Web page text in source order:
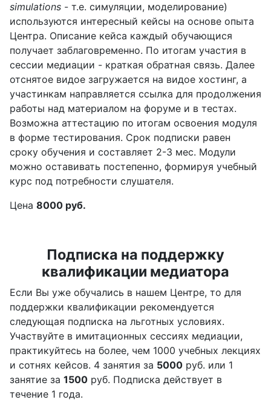
simulations - т.е. симуляции, моделирование)
используются интересный кейсы на основе опыта
Центра. Описание кейса каждый обучающися
получает заблаговременно. По итогам участия в
сессии медиации - краткая обратная связь. Далее
отснятое видое загружается на видое хостинг, а
участинкам направляется ссылка для продолжения
работы над материалом на форуме и в тестах.
Возможна аттестацию по итогам освоения модуля
в форме тестирования. Срок подписки равен
сроку обучения и составляет 2-3 мес. Модули
можно оставивать постепенно, формируя учебный
курс под потребности слушателя.
Цена 8000 руб.
Подписка на поддержку
квалификации медиатора
Если Вы уже обучались в нашем Центре, то для
поддержки квалификации рекомендуется
следующая подписка на льготных условиях.
Участвуйте в имитационных сессиях медиации,
практикуйтесь на более, чем 1000 учебных лекциях
и сотнях кейсов. 4 занятия за 5000 руб. или 1
занятие за 1500 руб. Подписка действует в
течение 1 года.